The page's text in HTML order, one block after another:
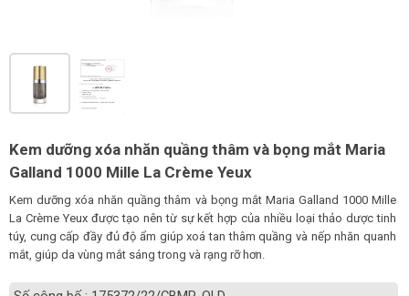
Kem dưỡng xóa nhăn quầng thâm và bọng mắt Maria
Galland 1000 Mille La Crème Yeux
Kem dưỡng xóa nhăn quầng thâm và bọng mắt Maria Galland 1000 Mille
La Crème Yeux được tạo nên từ sự kết hợp của nhiều loại thảo dược tinh
túy, cung cấp đầy đủ độ ẩm giúp xoá tan thâm quầng và nếp nhăn quanh
mắt, giúp da vùng mắt sáng trong và rạng rỡ hơn.